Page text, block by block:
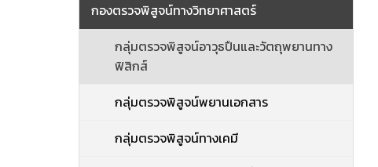
กองตรวจพิสูจน์ทางวิทยาศาสตร์
กลุ่มตรวจพิสูจน์อาวุธปืนและวัตถุพยานทาง
ฟิสิกส์
กลุ่มตรวจพิสูจน์พยานเอกสาร
กลุ่มตรวจพิสูจน์ทางเคมี